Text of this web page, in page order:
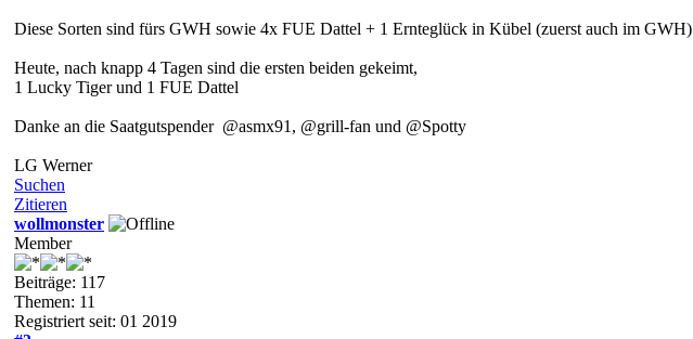
Diese Sorten sind fürs GWH sowie 4x FUE Dattel + 1 Ernteglück in Kübel (zuerst auch im GWH)
Heute, nach knapp 4 Tagen sind die ersten beiden gekeimt,
1 Lucky Tiger und 1 FUE Dattel
Danke an die Saatgutspender @asmx91, @grill-fan und @Spotty
LG Werner
Suchen
Zitieren
wollmonster
Member
Beiträge: 117
Themen: 11
Registriert seit: 01 2019